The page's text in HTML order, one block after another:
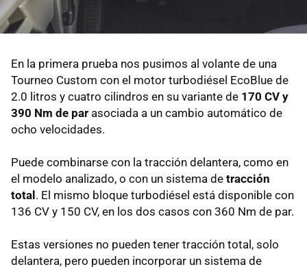
En la primera prueba nos pusimos al volante de una
Tourneo Custom con el motor turbodiésel EcoBlue de
2.0 litros y cuatro cilindros en su variante de 170 CV y
390 Nm de par asociada a un cambio automático de
ocho velocidades.
Puede combinarse con la tracción delantera, como en
el modelo analizado, o con un sistema de tracción
total. El mismo bloque turbodiésel está disponible con
136 CV y 150 CV, en los dos casos con 360 Nm de par.
Estas versiones no pueden tener tracción total, solo
delantera, pero pueden incorporar un sistema de